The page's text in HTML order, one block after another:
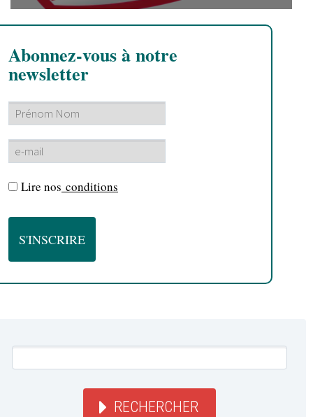
Abonnez-vous à notre
newsletter
Lire nos conditions
RECHERCHER